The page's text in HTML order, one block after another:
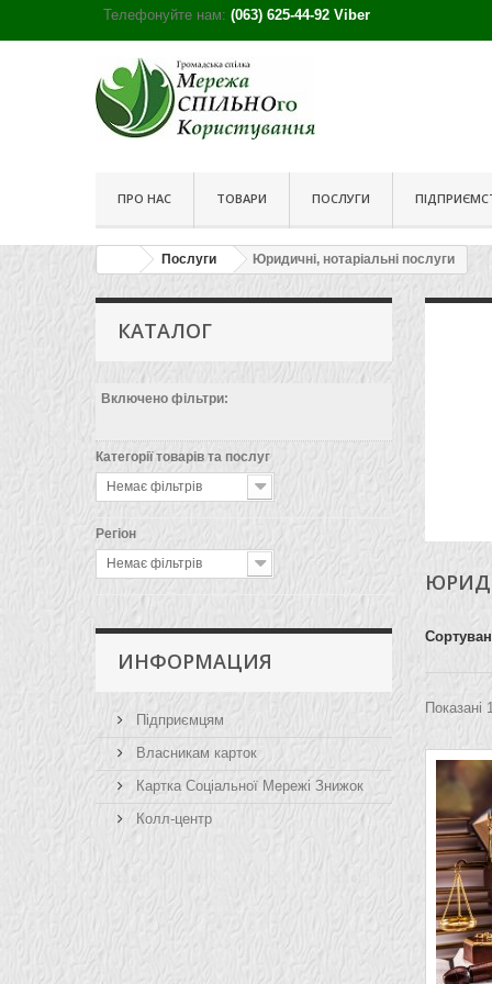
Телефонуйте нам: (063) 625-44-92 Viber
ПРО НАС ТОВАРИ ПОСЛУГИ
Послуги Юридичні, нотаріальні послуги
КАТАЛОГ
Включено фільтри:
Категорії товарів та послуг
Немає фільтрів
Регіон
Немає фільтрів
ИНФОРМАЦИЯ
Підприємцям
Власникам карток
Картка Соціальної Мережі Знижок
Колл-центр
Показані